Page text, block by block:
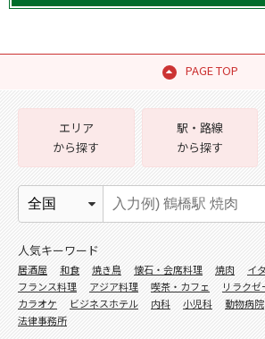
PAGE TOP
エリア
から探す
駅・路線
から探す
人気キーワード
居酒屋 和食 焼き鳥 懐石・会席料理 焼肉
イ
フランス料理
アジア料理 喫茶・カフェ リラクゼ
カラオケ
ビジネスホテル 内科 小児科 動物病院
法律事務所